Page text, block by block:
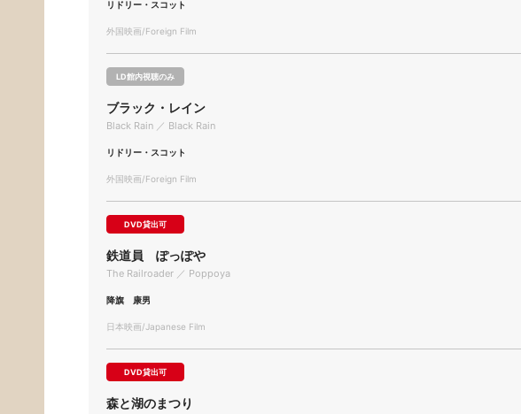
リドリー・スコット
外国映画/Foreign Film
LD館内視聴のみ
ブラック・レイン
Black Rain ／ Black Rain
リドリー・スコット
外国映画/Foreign Film
DVD貸出可
鉄道員 ぽっぽや
The Railroader ／ Poppoya
降旗 康男
日本映画/Japanese Film
DVD貸出可
森と湖のまつり